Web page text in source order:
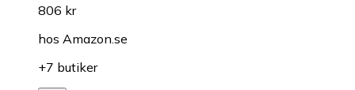
806 kr
hos Amazon.se
+7 butiker